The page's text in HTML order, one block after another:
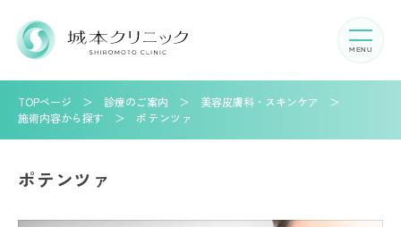
TOPページ 診療のご案内
美容皮膚科・スキンケア
施術内容から探す
ポテンツァ
ポテンツァ